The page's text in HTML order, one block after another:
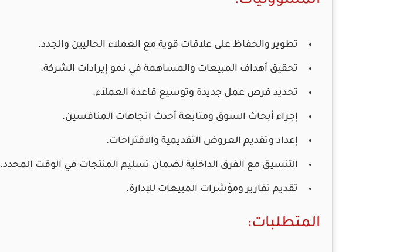
تطوير والحفاظ على علاقات قوية مع العملاء الحاليين والجدد.
تحقيق أهداف المبيعات والمساهمة في نمو إيرادات الشركة.
تحديد فرص عمل جديدة وتوسيع قاعدة العملاء.
إجراء أبحاث السوق ومتابعة أحدث اتجاهات المنافسين.
إعداد وتقديم العروض التقديمية والاقتراحات.
التنسيق مع الفرق الداخلية لضمان تسليم المنتجات في الوقت المحدد.
تقديم تقارير ومؤشرات المبيعات للإدارة.
المتطلبات: